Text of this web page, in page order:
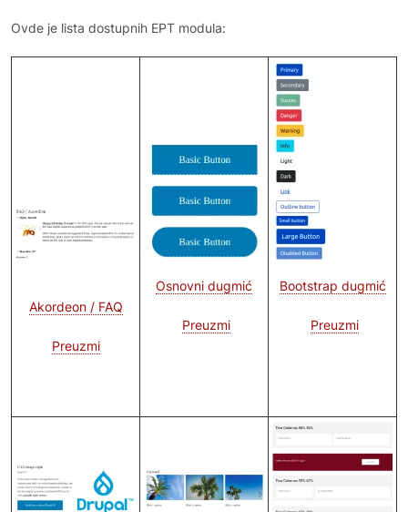
Ovde je lista dostupnih EPT modula:
Image
Akordeon / FAQ
Preuzmi
Image
Osnovni dugmić
Preuzmi
Image
Bootstrap dugmić
Preuzmi
Image Image
Image